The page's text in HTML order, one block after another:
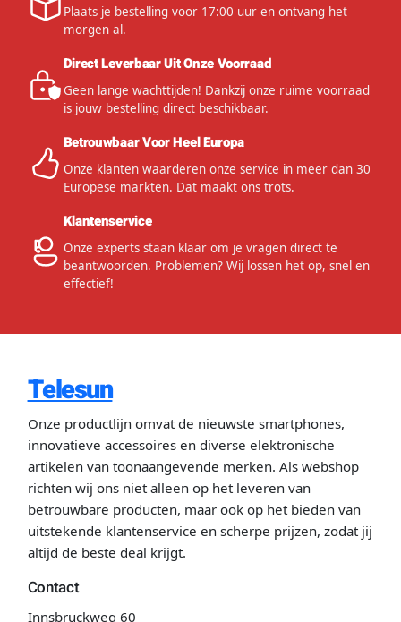
Plaats je bestelling voor 17:00 uur en ontvang het
morgen al.
Direct Leverbaar Uit Onze Voorraad
Geen lange wachttijden! Dankzij onze ruime voorraad
is jouw bestelling direct beschikbaar.
Betrouwbaar Voor Heel Europa
Onze klanten waarderen onze service in meer dan 30
Europese markten. Dat maakt ons trots.
Klantenservice
Onze experts staan klaar om je vragen direct te
beantwoorden. Problemen? Wij lossen het op, snel en
effectief!
Telesun
Onze productlijn omvat de nieuwste smartphones,
innovatieve accessoires en diverse elektronische
artikelen van toonaangevende merken. Als webshop
richten wij ons niet alleen op het leveren van
betrouwbare producten, maar ook op het bieden van
uitstekende klantenservice en scherpe prijzen, zodat jij
altijd de beste deal krijgt.
Contact
Innsbruckweg 60